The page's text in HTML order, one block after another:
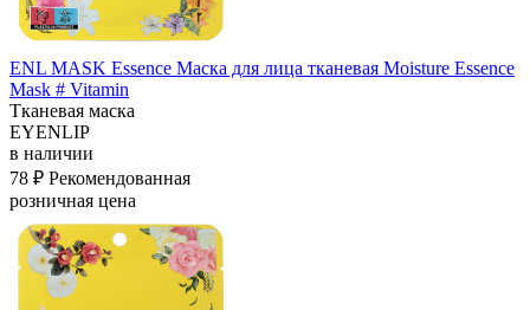
ENL MASK Essence Маска для лица тканевая Moisture Essence
Mask # Vitamin
Тканевая маска
EYENLIP
в наличии
78 ₽ Рекомендованная
розничная цена